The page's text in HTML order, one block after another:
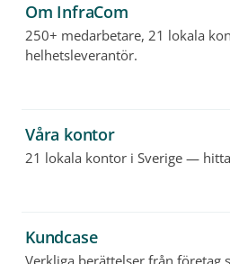
Om InfraCom
250+ medarbetare, 21 lokala
helhetsleverantör.
Våra kontor
21 lokala kontor i Sverige —
Kundcase